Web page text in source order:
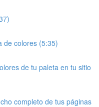
de colores (5:35)
de tu paleta en tu sitio
completo de tus páginas